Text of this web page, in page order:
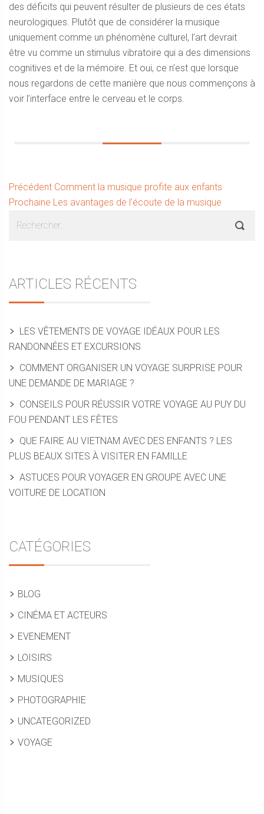
des déficits qui peuvent résulter de plusieurs de ces états
neurologiques. Plutôt que de considérer la musique
uniquement comme un phénomène culturel, l’art devrait
être vu comme un stimulus vibratoire qui a des dimensions
cognitives et de la mémoire. Et oui, ce n’est que lorsque
nous regardons de cette manière que nous commençons à
voir l’interface entre le cerveau et le corps.
Navigation
de
l’article
Précédent Article
précédent :
Comment la musique profite aux enfants
Prochaine Article
Les avantages de l’écoute de la musique
Sidebar
ARTICLES RÉCENTS
LES VÊTEMENTS DE VOYAGE IDÉAUX POUR LES
RANDONNÉES ET EXCURSIONS
COMMENT ORGANISER UN VOYAGE SURPRISE POUR
UNE DEMANDE DE MARIAGE ?
CONSEILS POUR RÉUSSIR VOTRE VOYAGE AU PUY DU
FOU PENDANT LES FÊTES
QUE FAIRE AU VIETNAM AVEC DES ENFANTS ? LES
PLUS BEAUX SITES À VISITER EN FAMILLE
ASTUCES POUR VOYAGER EN GROUPE AVEC UNE
VOITURE DE LOCATION
CATÉGORIES
BLOG
CINÉMA ET ACTEURS
EVENEMENT
LOISIRS
MUSIQUES
PHOTOGRAPHIE
UNCATEGORIZED
VOYAGE